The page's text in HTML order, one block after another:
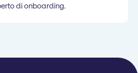
di onboarding.